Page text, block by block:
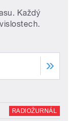
Každý
RADIOŽURNÁL